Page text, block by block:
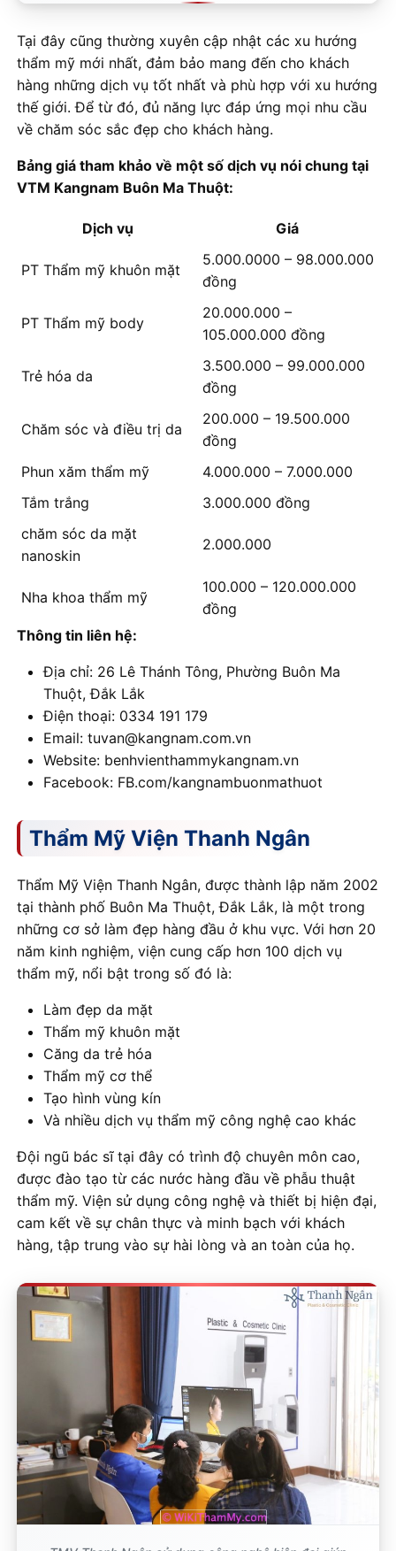
Tại đây cũng thường xuyên cập nhật các xu hướng
thẩm mỹ mới nhất, đảm bảo mang đến cho khách
hàng những dịch vụ tốt nhất và phù hợp với xu hướng
thế giới. Để từ đó, đủ năng lực đáp ứng mọi nhu cầu
về chăm sóc sắc đẹp cho khách hàng.
Bảng giá tham khảo về một số dịch vụ nói chung tại
VTM Kangnam Buôn Ma Thuột:
Dịch vụ Giá
PT Thẩm mỹ khuôn mặt
5.000.0000 – 98.000.000
đồng
PT Thẩm mỹ body
20.000.000 –
105.000.000 đồng
Trẻ hóa da
3.500.000 – 99.000.000
đồng
Chăm sóc và điều trị da
200.000 – 19.500.000
đồng
Phun xăm thẩm mỹ
4.000.000 – 7.000.000
Tắm trắng
3.000.000 đồng
chăm sóc da mặt
nanoskin
2.000.000
Nha khoa thẩm mỹ
100.000 – 120.000.000
đồng
Thông tin liên hệ:
Địa chỉ: 26 Lê Thánh Tông, Phường Buôn Ma
Thuột, Đắk Lắk
Điện thoại: 0334 191 179
Email: tuvan@kangnam.com.vn
Website: benhvienthammykangnam.vn
Facebook: FB.com/kangnambuonmathuot
Thẩm Mỹ Viện Thanh Ngân
Thẩm Mỹ Viện Thanh Ngân, được thành lập năm 2002
tại thành phố Buôn Ma Thuột, Đắk Lắk, là một trong
những cơ sở làm đẹp hàng đầu ở khu vực. Với hơn 20
năm kinh nghiệm, viện cung cấp hơn 100 dịch vụ
thẩm mỹ, nổi bật trong số đó là:
Làm đẹp da mặt
Thẩm mỹ khuôn mặt
Căng da trẻ hóa
Thẩm mỹ cơ thể
Tạo hình vùng kín
Và nhiều dịch vụ thẩm mỹ công nghệ cao khác
Đội ngũ bác sĩ tại đây có trình độ chuyên môn cao,
được đào tạo từ các nước hàng đầu về phẫu thuật
thẩm mỹ. Viện sử dụng công nghệ và thiết bị hiện đại,
cam kết về sự chân thực và minh bạch với khách
hàng, tập trung vào sự hài lòng và an toàn của họ.